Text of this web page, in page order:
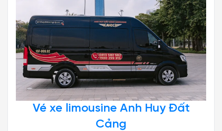
Vé xe limousine Anh Huy Đất
Cảng